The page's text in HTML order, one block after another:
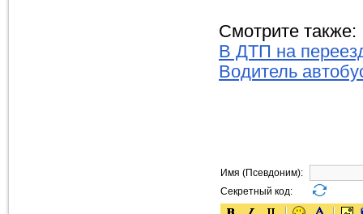
Смотрите также:
В ДТП на
Водитель
Имя (Псевдоним):
Секретный код: